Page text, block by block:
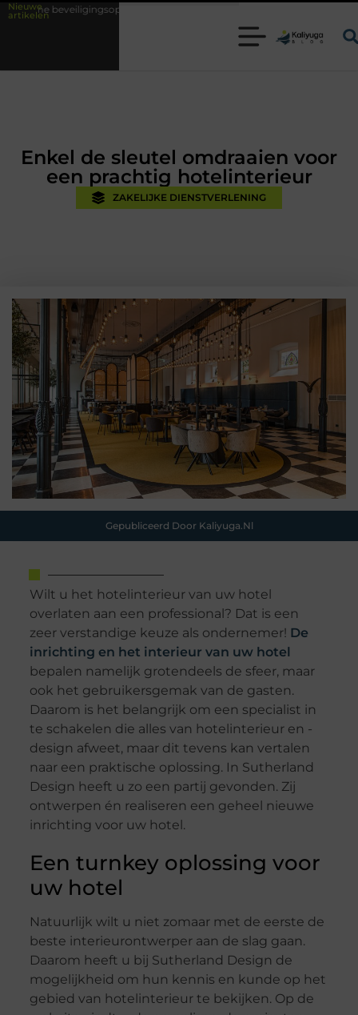
Nieuwe
artikelen met kennis uit de praktijk
Enkel de sleutel omdraaien voor
een prachtig hotelinterieur
ZAKELIJKE DIENSTVERLENING
Gepubliceerd Door Kaliyuga.nl
Wilt u het hotelinterieur van uw hotel
overlaten aan een professional? Dat is een
zeer verstandige keuze als ondernemer! De
inrichting en het interieur van uw hotel
bepalen namelijk grotendeels de sfeer, maar
ook het gebruikersgemak van de gasten.
Daarom is het belangrijk om een specialist in
te schakelen die alles van hotelinterieur en -
design afweet, maar dit tevens kan vertalen
naar een praktische oplossing. In Sutherland
Design heeft u zo een partij gevonden. Zij
ontwerpen én realiseren een geheel nieuwe
inrichting voor uw hotel.
Een turnkey oplossing voor
uw hotel
Natuurlijk wilt u niet zomaar met de eerste de
beste interieurontwerper aan de slag gaan.
Daarom heeft u bij Sutherland Design de
mogelijkheid om hun kennis en kunde op het
gebied van hotelinterieur te bekijken. Op de